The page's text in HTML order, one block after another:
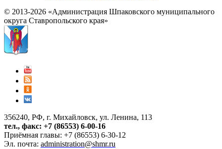
© 2013-2026 «Администрация Шпаковского муниципального
округа Ставропольского края»
356240, РФ, г. Михайловск, ул. Ленина, 113
тел., факс: +7 (86553) 6-00-16
Приёмная главы: +7 (86553) 6-30-12
Эл. почта: administration@shmr.ru